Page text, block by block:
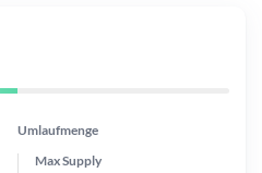
Umlaufmenge
Max Supply